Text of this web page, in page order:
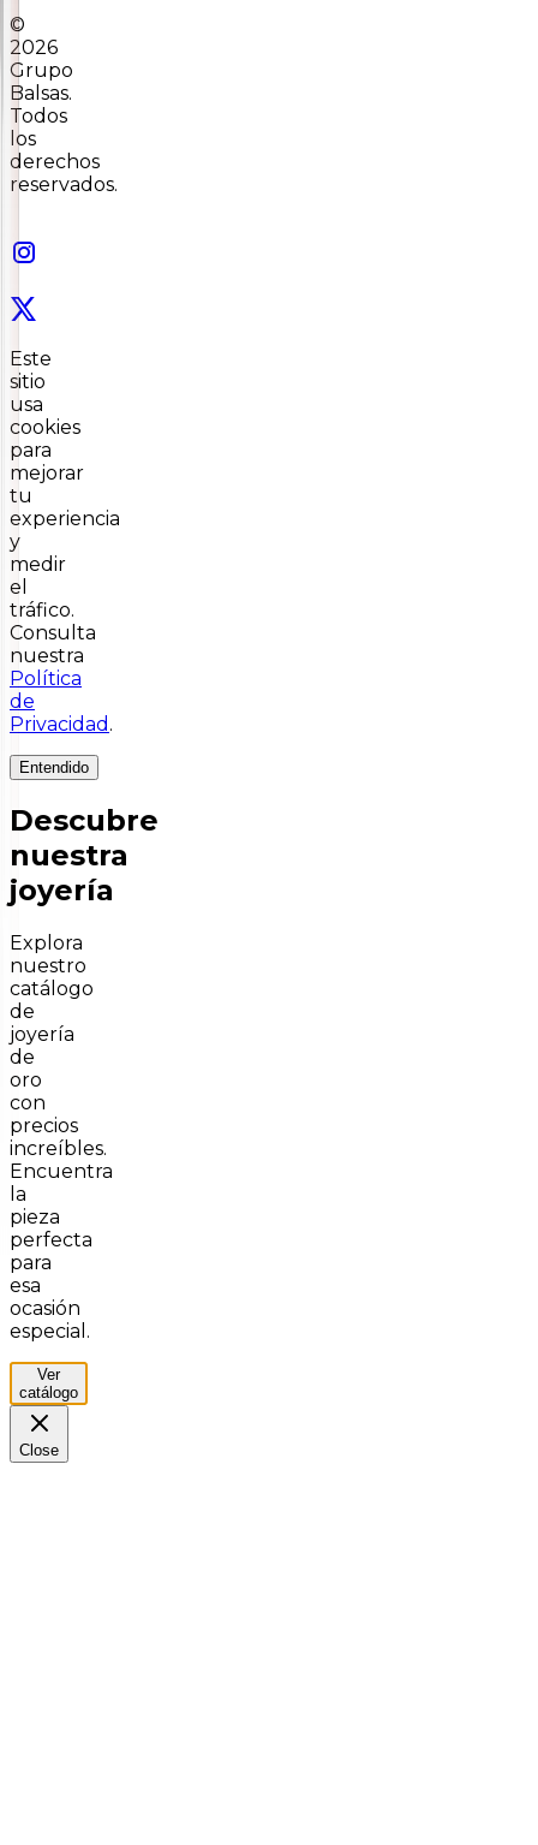
©
2026
Grupo
Balsas.
Todos
los
derechos
reservados.
Este
sitio
usa
cookies
para
mejorar
tu
experiencia
y
medir
el
tráfico.
Consulta
nuestra
Política
de
Privacidad .
Entendido
Descubre
nuestra
joyería
Explora
nuestro
catálogo
de
joyería
de
oro
con
precios
increíbles.
Encuentra
la
pieza
perfecta
para
esa
ocasión
especial.
Ver
catálogo
Close